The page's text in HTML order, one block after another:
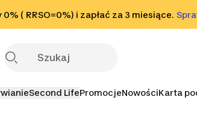
( RRSO=0%) i zapłać za 3 miesiące.
Sprawdź
Second LifePromocjeNowościKarta